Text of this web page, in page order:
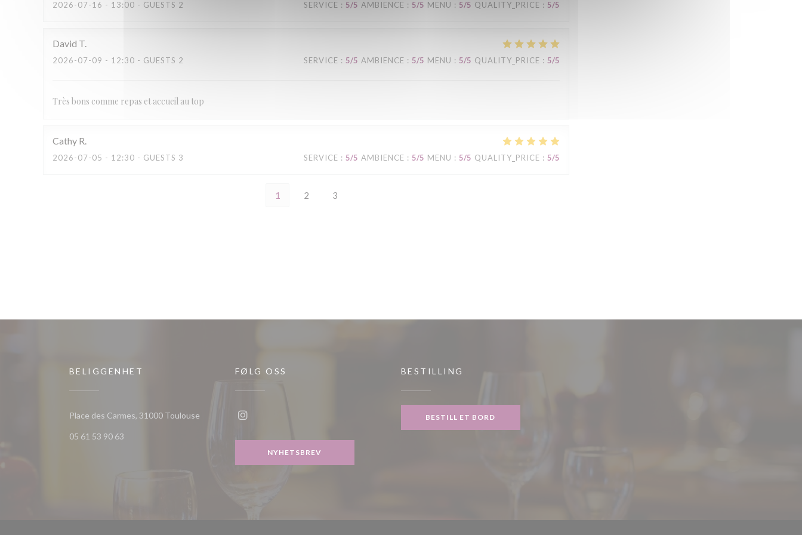
2026-07-16 - 13:00 - GUESTS 2 SERVICE : 5/5 AMBIENCE : 5/5 MENU : 5/5 QUALITY_PRICE : 5/5
David T
2026-07-09 - 12:30 - GUESTS 2 SERVICE : 5/5 AMBIENCE : 5/5 MENU : 5/5 QUALITY_PRICE : 5/5
Très bons comme repas et accueil au top
Cathy R
2026-07-05 - 12:30 - GUESTS 3 SERVICE : 5/5 AMBIENCE : 5/5 MENU : 5/5 QUALITY_PRICE : 5/5
1 2 3
BELIGGENHET
Place des Carmes, 31000 Toulouse((åpner i et nytt vindu))
05 61 53 90 63
FØLG OSS
NYHETSBREV
BESTILLING
BESTILL ET BORD